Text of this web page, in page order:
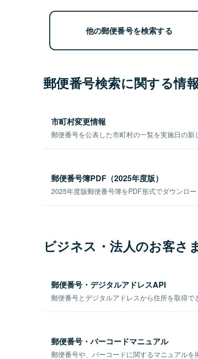
他の郵便番号を検索する
郵便番号検索に関する情
市町村変更情報
郵便番号を公表した市町村の一覧を実施日の新
郵便番号簿PDF（2025年度版）
2025年度版郵便番号簿をPDF形式でダウンロー
ビジネス・法人のお客さ
郵便番号・デジタルアドレスAPI
郵便番号とデジタルアドレスから住所を取得で
郵便番号・バーコードマニュアル
郵便番号や、バーコードに関するマニュアルを